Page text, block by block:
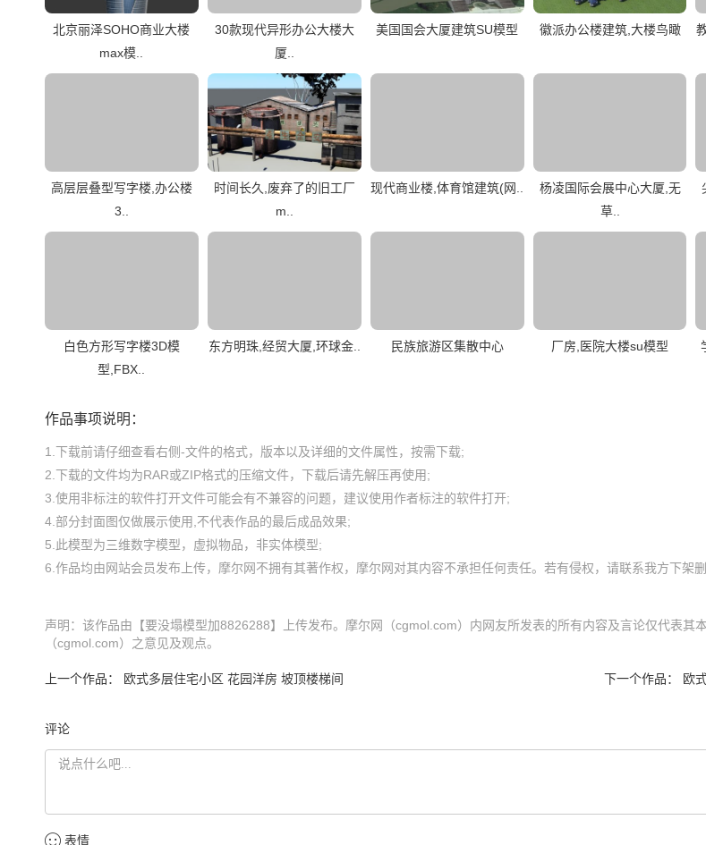
北京丽泽SOHO商业大楼
max模..
30款现代异形办公大楼大
厦..
美国国会大厦建筑SU模型 徽派办公楼建筑,大楼鸟瞰
高层层叠型写字楼,办公楼
3..
时间长久,废弃了的旧工厂
m..
现代商业楼,体育馆建筑(网..
杨凌国际会展中心大厦,无
草..
白色方形写字楼3D模
型,FBX..
东方明珠,经贸大厦,环球金.. 民族旅游区集散中心 厂房,医院大楼su模型
作品事项说明：
1.下载前请仔细查看右侧-文件的格式，版本以及详细的文件属性，按需下载;
2.下载的文件均为RAR或ZIP格式的压缩文件，下载后请先解压再使用;
3.使用非标注的软件打开文件可能会有不兼容的问题，建议使用作者标注的软件打开;
4.部分封面图仅做展示使用,不代表作品的最后成品效果;
5.此模型为三维数字模型，虚拟物品，非实体模型;
声明：该作品由【要没塌模型加8826288】上传发布。摩尔网（cgmol.com）内网友所发表的所有内容及言论仅代表其
（cgmol.com）之意见及观点。
上一个作品： 欧式多层住宅小区 花园洋房 坡顶楼梯间 下一个作品： 欧
评论
表情